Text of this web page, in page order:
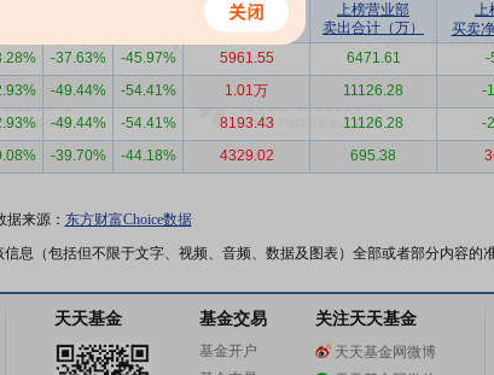
上榜营业部
买入合计（万）
上榜营业部
卖出合计（万）
上
买卖
-37.63% -45.97% 5961.55 6471.61 -
-49.44% -54.41% 1.01万 11126.28 -
-49.44% -54.41% 8193.43 11126.28 -
-39.70% -44.18% 4329.02 695.38
据来源： 东方财富Choice数据
息（包括但不限于文字、视频、音频、数据及图表）全部或者部分内容的